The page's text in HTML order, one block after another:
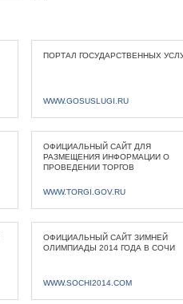
ПОРТАЛ ГОСУДАРСТВЕННЫХ
WWW.GOSUSLUGI.RU
ОФИЦИАЛЬНЫЙ САЙТ ДЛЯ
РАЗМЕЩЕНИЯ ИНФОРМАЦИИ О
ПРОВЕДЕНИИ ТОРГОВ
WWW.TORGI.GOV.RU
ОФИЦИАЛЬНЫЙ САЙТ ЗИМНЕЙ
ОЛИМПИАДЫ 2014 ГОДА В СОЧИ
WWW.SOCHI2014.COM